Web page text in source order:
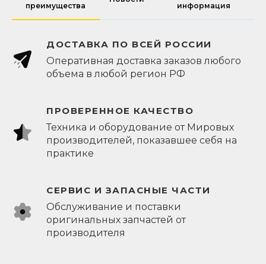
преимущества
информация
ДОСТАВКА ПО ВСЕЙ РОССИИ
Оперативная доставка заказов любого
объема в любой регион РФ
ПРОВЕРЕННОЕ КАЧЕСТВО
Техника и оборудование от Мировых
производителей, показавшее себя на
практике
СЕРВИС И ЗАПАСНЫЕ ЧАСТИ
Обслуживание и поставки
оригинальных запчастей от
производителя